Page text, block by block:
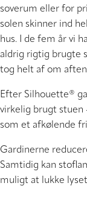
soverum eller for
solen skinner ind
hus. I de fem år vi
aldrig rigtig brugte
tog helt af om
Efter Silhouette®
virkelig brugt stuen
som et afkølende
Gardinerne
Samtidig kan
muligt at lukke